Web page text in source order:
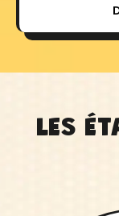
LES